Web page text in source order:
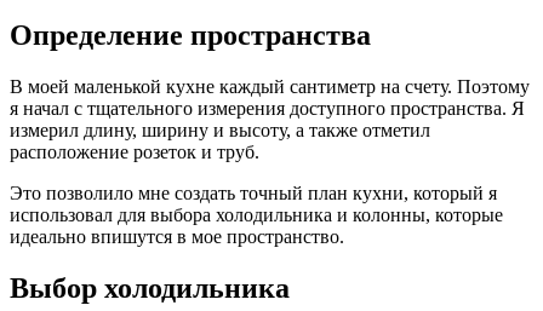
Определение пространства
В моей маленькой кухне каждый сантиметр на счету. Поэтому
я начал с тщательного измерения доступного пространства. Я
измерил длину, ширину и высоту, а также отметил
расположение розеток и труб.
Это позволило мне создать точный план кухни, который я
использовал для выбора холодильника и колонны, которые
идеально впишутся в мое пространство.
Выбор холодильника